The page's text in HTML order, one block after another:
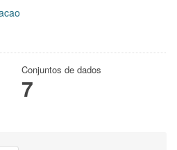
Conjuntos de dados
7